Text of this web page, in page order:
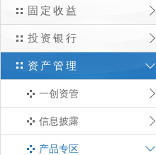
固定收益
投资银行
资产管理
一创资管
信息披露
产品专区